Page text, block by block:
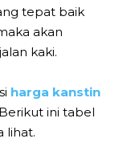
tepat baik
akan
kaki.
harga kanstin
ini tabel
lihat.